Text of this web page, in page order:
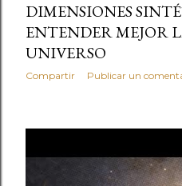
DIMENSIONES
ENTENDER MEJOR
UNIVERSO
Compartir Publicar un